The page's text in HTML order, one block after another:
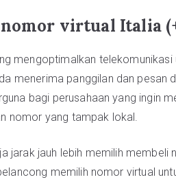
virtual Italia
mengoptimalkan
menerima panggilan dan pesan
bagi perusahaan yang ingin
nomor yang tampak lokal.
jarak jauh lebih memilih
memilih nomor virtual